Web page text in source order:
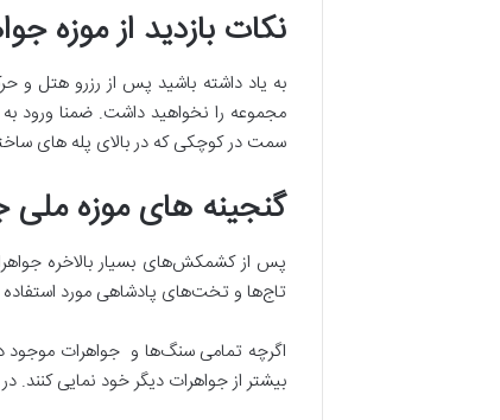
نکات بازدید از موزه
به یاد داشته باشید پس از رزرو هتل و
سمت در کوچکی که در بالای پله های
گنجینه ‌های موزه ملی
پس از کشمکش‌های بسیار بالاخره
تاج‌ها و تخت‌های پادشاهی مورد استفاده
اگرچه تمامی سنگ‌ها و جواهرات موجود در
بیشتر از جواهرات دیگر خود نمایی کنند.